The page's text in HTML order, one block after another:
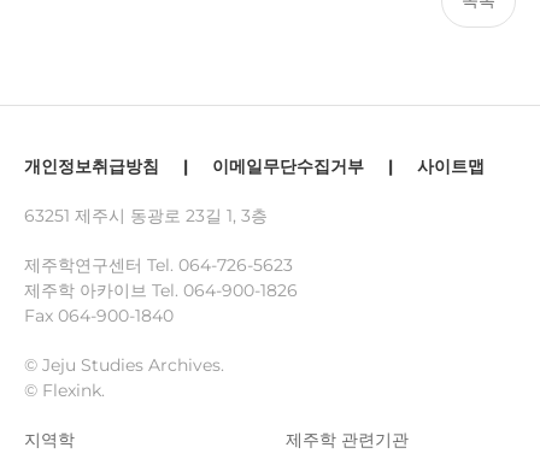
개인정보취급방침 | 이메일무단수집거부 | 사이트맵
63251 제주시 동광로 23길 1, 3층
제주학연구센터 Tel. 064-726-5623
제주학 아카이브 Tel. 064-900-1826
Fax 064-900-1840
© Jeju Studies Archives.
© Flexink.
지역학
제주학 관련기관